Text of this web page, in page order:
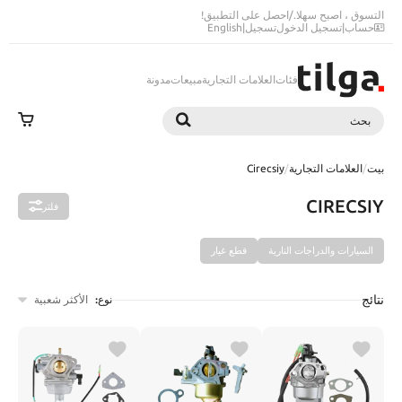
التسوق ، اصبح سهلا./احصل على التطبيق!
حساب|تسجيل الدخولتسجيل|
English
فئات العلامات التجاريةمبيعاتمدونة
بحث
بيت/ العلامات التجارية/
Cirecsiy
CIRECSIY فلتر
السيارات والدراجات النارية قطع غيار
نتائج نوع: الأكثر شعبية